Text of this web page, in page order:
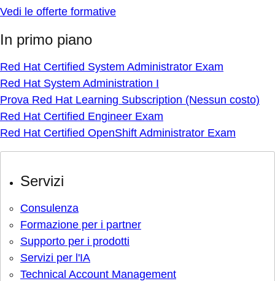
Vedi le offerte formative
In primo piano
Red Hat Certified System Administrator Exam
Red Hat System Administration I
Prova Red Hat Learning Subscription (Nessun costo)
Red Hat Certified Engineer Exam
Red Hat Certified OpenShift Administrator Exam
Servizi
Consulenza
Formazione per i partner
Supporto per i prodotti
Servizi per l'IA
Technical Account Management